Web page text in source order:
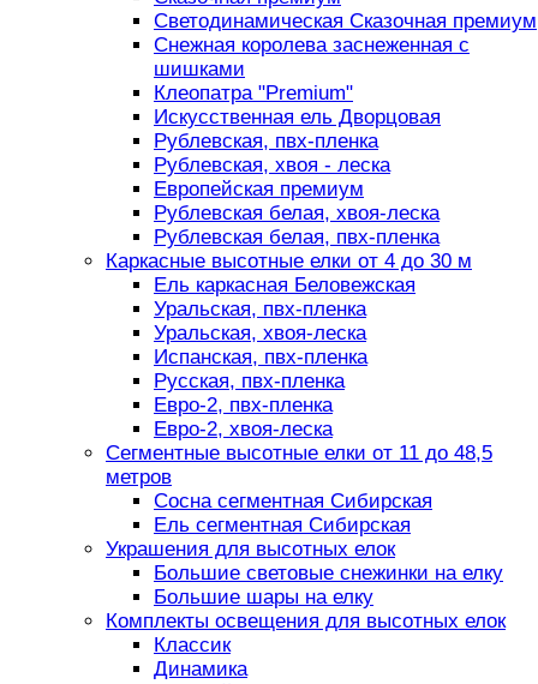
Светодинамическая Сказочная премиум
Снежная королева заснеженная с
шишками
Клеопатра "Premium"
Искусственная ель Дворцовая
Рублевская, пвх-пленка
Рублевская, хвоя - леска
Европейская премиум
Рублевская белая, хвоя-леска
Рублевская белая, пвх-пленка
Каркасные высотные елки от 4 до 30 м
Ель каркасная Беловежская
Уральская, пвх-пленка
Уральская, хвоя-леска
Испанская, пвх-пленка
Русская, пвх-пленка
Евро-2, пвх-пленка
Евро-2, хвоя-леска
Сегментные высотные елки от 11 до 48,5
метров
Сосна сегментная Сибирская
Ель сегментная Сибирская
Украшения для высотных елок
Большие световые снежинки на елку
Большие шары на елку
Комплекты освещения для высотных елок
Классик
Динамика